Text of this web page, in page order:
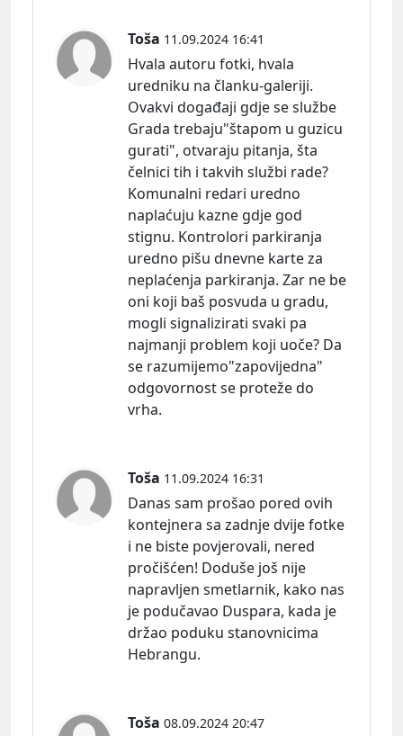
Toša 11.09.2024 16:41
Hvala autoru fotki, hvala
uredniku na članku-galeriji.
Ovakvi događaji gdje se službe
Grada trebaju"štapom u guzicu
gurati", otvaraju pitanja, šta
čelnici tih i takvih službi rade?
Komunalni redari uredno
naplaćuju kazne gdje god
stignu. Kontrolori parkiranja
uredno pišu dnevne karte za
neplaćenja parkiranja. Zar ne be
oni koji baš posvuda u gradu,
mogli signalizirati svaki pa
najmanji problem koji uoče? Da
se razumijemo"zapovijedna"
odgovornost se proteže do
vrha.
Toša 11.09.2024 16:31
Danas sam prošao pored ovih
kontejnera sa zadnje dvije fotke
i ne biste povjerovali, nered
pročišćen! Doduše još nije
napravljen smetlarnik, kako nas
je podučavao Duspara, kada je
držao poduku stanovnicima
Hebrangu.
Toša 08.09.2024 20:47